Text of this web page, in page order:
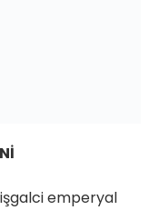
işgalci emperyal